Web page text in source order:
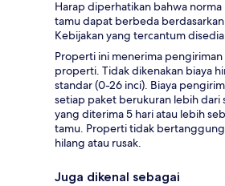
Harap diperhatikan bahwa
tamu dapat berbeda
Kebijakan yang tercantum
Properti ini menerima
properti. Tidak dikenakan biaya
standar (0-26 inci). Biaya
setiap paket berukuran lebih dari
yang diterima 5 hari atau lebih
tamu. Properti tidak
hilang atau rusak.
Juga dikenal sebagai